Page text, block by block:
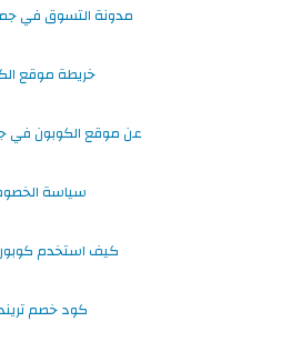
مدونة التسوق في
خريطة موقع
عن موقع الكوبون في
سياسة
كيف استخدم
كود خصم